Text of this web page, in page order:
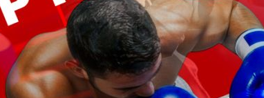
Seminar 2026 in Cartagena, Colombia.